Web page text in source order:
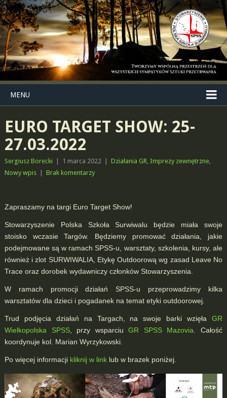
MENU
EURO TARGET SHOW: 25-
27.03.2022
Sergiusz Borecki 1 marca 2022 Działania GR, Imprezy zewnętrzne,
Nowy wpis
Brak komentarzy
Zapraszamy na targi Euro Target Show!
Stowarzyszenie Polska Szkoła Surwiwalu będzie miała swoje
stoisko wczasie Targów. Będziemy promować działania, jakie
podejmowane są w ramach SPSS-u, warsztaty, szkolenia, kursy, ale
również i zlot SURWIWALIA, Etykę Outdoorową wg zasad Leave No
Trace oraz dorobek wydawniczy członków Stowarzyszenia.
W ramach promocji działań SPSS-u przeprowadzimy kilka
warsztatów dla dzieci i pogadanek na temat etyki outdoorowej.
Trud podjęcia działań na Targach, na swoje barki wzięłaGR
Wielkopolska SPSS, przy wsparciuGR SPSS Mazovia . Całość
koordynuje kol. Marian Wyrzykowski.
Po więcej informacji kliknij w linklub w brazek poniżej.